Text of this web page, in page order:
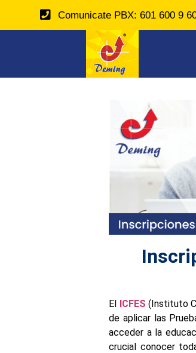
Comunicate PBX: 601 600 9
El ICFES (Instituto
de aplicar las
acceder a la
crucial conocer